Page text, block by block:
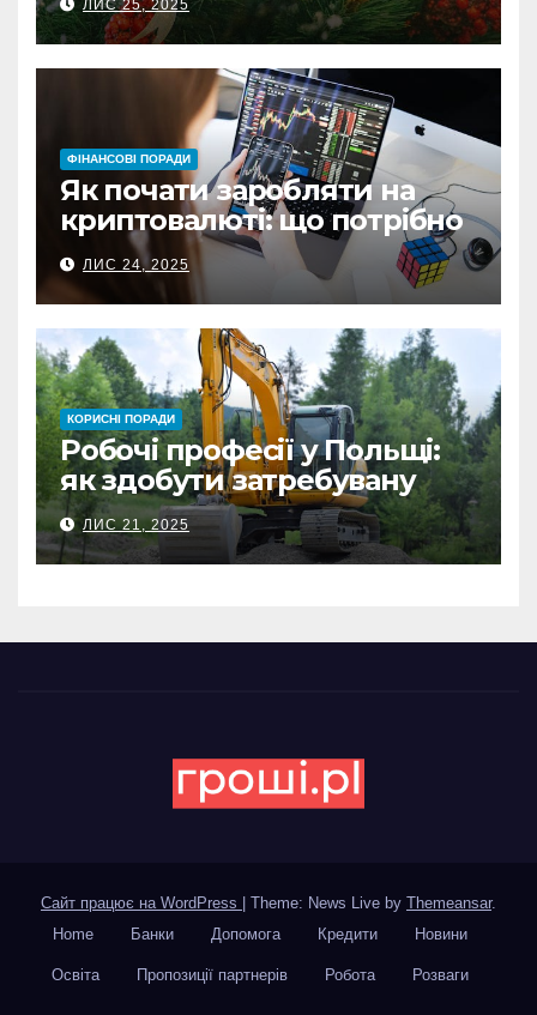
ЛИС 25, 2025
ФІНАНСОВІ ПОРАДИ
Як почати заробляти на
криптовалюті: що потрібно
знати перед першою
інвестицією
ЛИС 24, 2025
КОРИСНІ ПОРАДИ
Робочі професії у Польщі:
як здобути затребувану
спеціальність та заробляти
гідні гроші
ЛИС 21, 2025
Сайт працює на WordPress Theme: News Live by Themeansar.
Home
Банки Допомога Кредити Новини
Освіта Пропозиції партнерів Робота Розваги